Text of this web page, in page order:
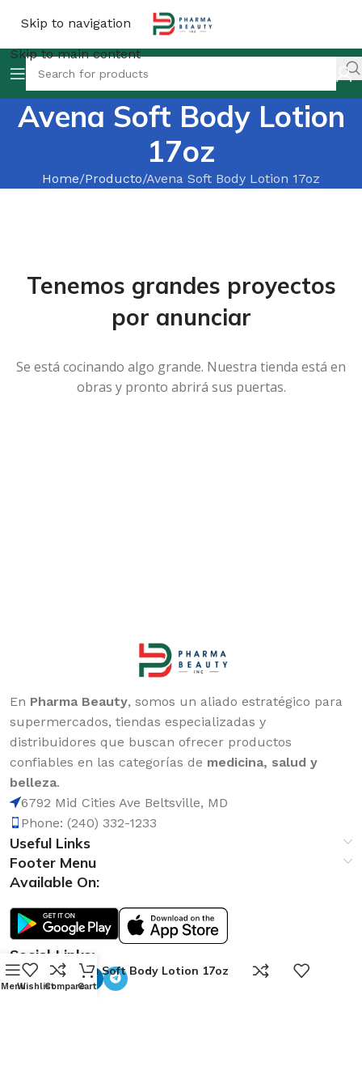
Skip to navigation
Skip to main content
Avena Soft Body Lotion
17oz
Home Producto Avena Soft Body Lotion 17oz
Tenemos grandes proyectos
por anunciar
Se está cocinando algo grande. Nuestra tienda está en
obras y pronto abrirá sus puertas.
En Pharma Beauty, somos un aliado estratégico para
supermercados, tiendas especializadas y
distribuidores que buscan ofrecer productos
confiables en las categorías de medicina, salud y
belleza.
6792 Mid Cities Ave Beltsville, MD
Phone: (240) 332-1233
Useful Links
Footer Menu
Available On:
Social Links:
Avena Soft Body Lotion 17oz
MenuWishlistCompare
0
Cart